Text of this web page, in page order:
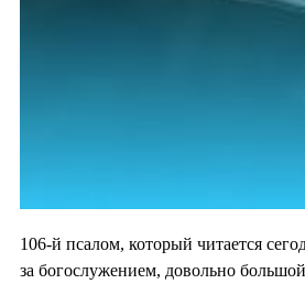
106-й псалом, который читается
за богослужением, довольно